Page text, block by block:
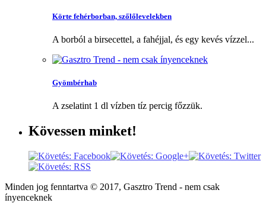
Körte fehérborban, szőlőlevelekben
A borból a birsecettel, a fahéjjal, és egy kevés vízzel...
Gyömbérhab
A zselatint 1 dl vízben tíz percig főzzük.
Kövessen minket!
Minden jog fenntartva © 2017, Gasztro Trend - nem csak
ínyenceknek